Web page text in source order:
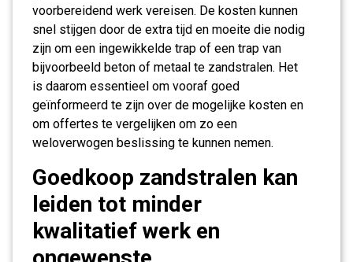
voorbereidend werk vereisen. De kosten kunnen
snel stijgen door de extra tijd en moeite die nodig
zijn om een ingewikkelde trap of een trap van
bijvoorbeeld beton of metaal te zandstralen. Het
is daarom essentieel om vooraf goed
geïnformeerd te zijn over de mogelijke kosten en
om offertes te vergelijken om zo een
weloverwogen beslissing te kunnen nemen.
Goedkoop zandstralen kan
leiden tot minder
kwalitatief werk en